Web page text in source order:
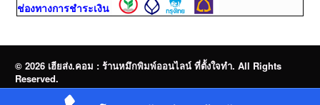
ช่องทางการชำระเงิน
© 2026 เฮียส่ง.คอม : ร้านหมึกพิมพ์ออนไลน์ ที่ตั้งใจทำ. All Rights
Reserved.
จำหน่ายหมึกพิมพ์ออนไลน์ | Brother | Canon | Epson | HP | OKI |